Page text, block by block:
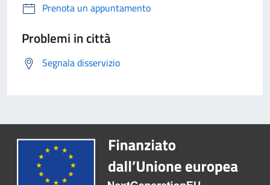
Prenota un appuntamento
Problemi in città
Segnala disservizio